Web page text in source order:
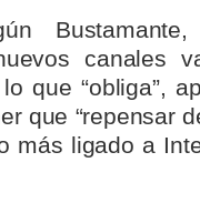
Bustamante,
canales
que “obliga”,
que “repensar
más ligado a